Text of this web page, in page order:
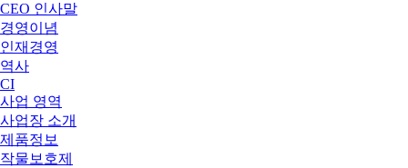
CEO 인사말
경영이념
인재경영
역사
CI
사업 영역
사업장 소개
제품정보
작물보호제